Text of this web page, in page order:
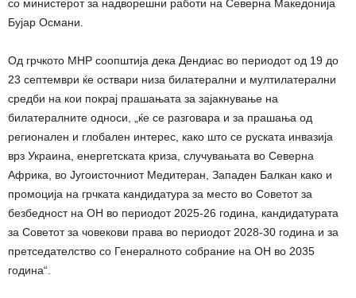
со министерот за надворешни работи на Северна Македонија
Бујар Османи.
Од грчкото МНР соопштија дека Дендиас во периодот од 19 до
23 септември ќе оствари низа билатерални и мултилатерални
средби на кои покрај прашањата за зајакнување на
билатералните односи, „ќе се разговара и за прашања од
регионален и глобален интерес, како што се руската инвазија
врз Украина, енергетската криза, случувањата во Северна
Африка, во Југоисточниот Медитеран, Западен Балкан како и
промоција на грчката кандидатура за место во Советот за
безбедност на ОН во периодот 2025-26 година, кандидатурата
за Советот за човекови права во периодот 2028-30 година и за
претседателство со Генералното собрание на ОН во 2035
година“.